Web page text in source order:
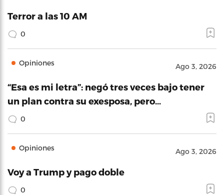
Terror a las 10 AM
0
Opiniones Ago 3, 2026
“Esa es mi letra”: negó tres veces bajo tener
un plan contra su exesposa, pero…
0
Opiniones Ago 3, 2026
Voy a Trump y pago doble
0